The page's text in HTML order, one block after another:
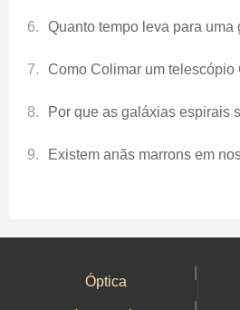
Quanto tempo leva para uma galáxia de
Como Colimar um telescópio
Por que as galáxias espirais
Existem anãs marrons em
Óptica